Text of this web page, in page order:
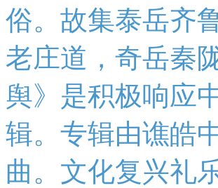
俗。故集泰岳齐
老庄道，奇岳秦
舆》是积极响应
辑。专辑由谯皓
曲。文化复兴礼